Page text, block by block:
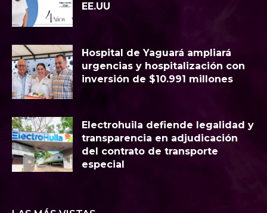
EE.UU
Hospital de Yaguará ampliará
urgencias y hospitalización con
inversión de $10.991 millones
Electrohuila defiende legalidad y
transparencia en adjudicación
del contrato de transporte
especial